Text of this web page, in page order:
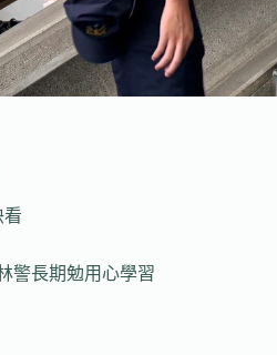
看
警長期勉用心學習